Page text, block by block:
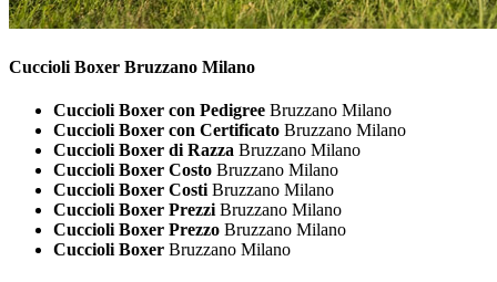
Cuccioli Boxer Bruzzano Milano
Cuccioli Boxer con Pedigree Bruzzano Milano
Cuccioli Boxer con Certificato Bruzzano Milano
Cuccioli Boxer di Razza Bruzzano Milano
Cuccioli Boxer Costo Bruzzano Milano
Cuccioli Boxer Costi Bruzzano Milano
Cuccioli Boxer Prezzi Bruzzano Milano
Cuccioli Boxer Prezzo Bruzzano Milano
Cuccioli Boxer Bruzzano Milano